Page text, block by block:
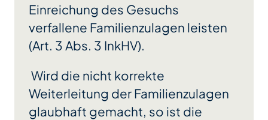
Einreichung des Gesuchs
verfallene Familienzulagen leisten
(Art. 3 Abs. 3 InkHV).
Wird die nicht korrekte
Weiterleitung der Familienzulagen
glaubhaft gemacht, so ist die